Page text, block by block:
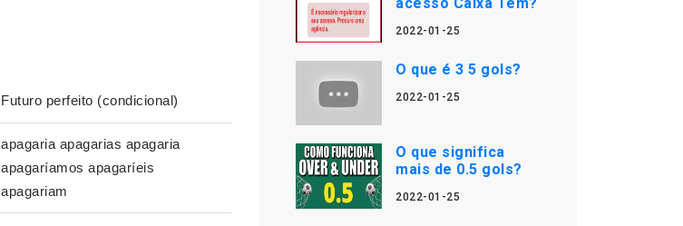
Futuro perfeito (condicional)
apagaria apagarias apagaria
apagaríamos apagaríeis
apagariam
2022-01-25
O que é 3 5 gols?
2022-01-25
O que significa
mais de 0.5 gols?
2022-01-25